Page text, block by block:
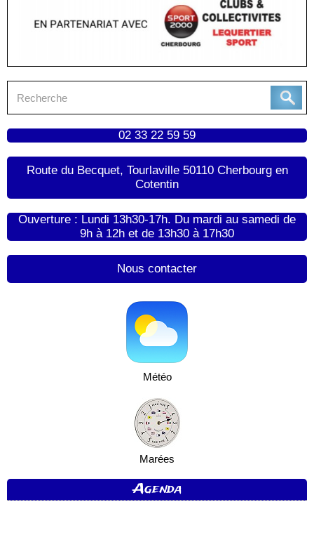
02 33 22 59 59
Route du Becquet, Tourlaville 50110 Cherbourg en
Cotentin
Ouverture : Lundi 13h30-17h. Du mardi au samedi de
9h à 12h et de 13h30 à 17h30
Nous contacter
Météo
Marées
Agenda